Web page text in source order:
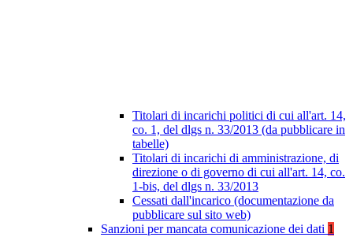
Titolari di incarichi politici di cui all'art. 14,
co. 1, del dlgs n. 33/2013 (da pubblicare in
tabelle)
Titolari di incarichi di amministrazione, di
direzione o di governo di cui all'art. 14, co.
1-bis, del dlgs n. 33/2013
Cessati dall'incarico (documentazione da
pubblicare sul sito web)
Sanzioni per mancata comunicazione dei dati 1